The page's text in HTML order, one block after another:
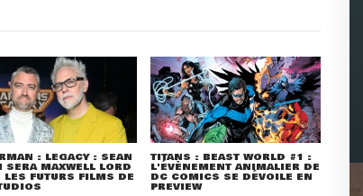
: LEGACY : SEAN
SERA MAXWELL LORD
LES FUTURS FILMS DE
TITANS : BEAST WORLD #1 :
L'ÉVÈNEMENT ANIMALIER DE
DC COMICS SE DÉVOILE EN
PREVIEW